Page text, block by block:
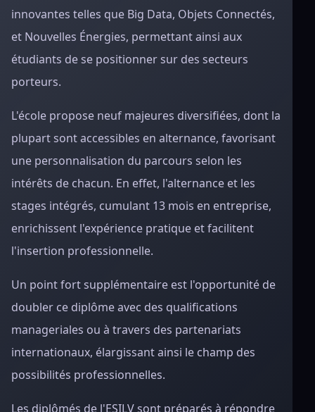
innovantes telles que Big Data, Objets Connectés,
et Nouvelles Énergies, permettant ainsi aux
étudiants de se positionner sur des secteurs
porteurs.
L'école propose neuf majeures diversifiées, dont la
plupart sont accessibles en alternance, favorisant
une personnalisation du parcours selon les
intérêts de chacun. En effet, l'alternance et les
stages intégrés, cumulant 13 mois en entreprise,
enrichissent l'expérience pratique et facilitent
l'insertion professionnelle.
Un point fort supplémentaire est l'opportunité de
doubler ce diplôme avec des qualifications
manageriales ou à travers des partenariats
internationaux, élargissant ainsi le champ des
possibilités professionnelles.
Les diplômés de l'ESILV sont préparés à répondre